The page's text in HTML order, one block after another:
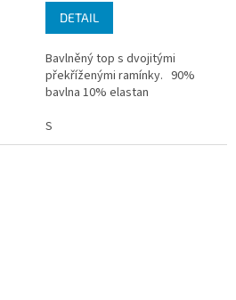
DETAIL
Bavlněný top s dvojitými
překříženými ramínky. 90%
bavlna 10% elastan
S